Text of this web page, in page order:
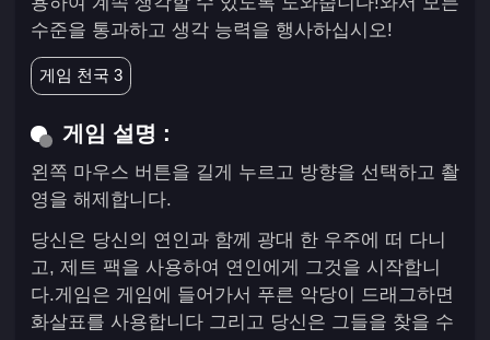
수준을 통과하고 생각 능력을 행사하십시오!
게임 천국 3
게임 설명 :
왼쪽 마우스 버튼을 길게 누르고 방향을 선택하고 촬
영을 해제합니다.
당신은 당신의 연인과 함께 광대 한 우주에 떠 다니
고, 제트 팩을 사용하여 연인에게 그것을 시작합니
다.게임은 게임에 들어가서 푸른 악당이 드래그하면
화살표를 사용합니다 그리고 당신은 그들을 찾을 수